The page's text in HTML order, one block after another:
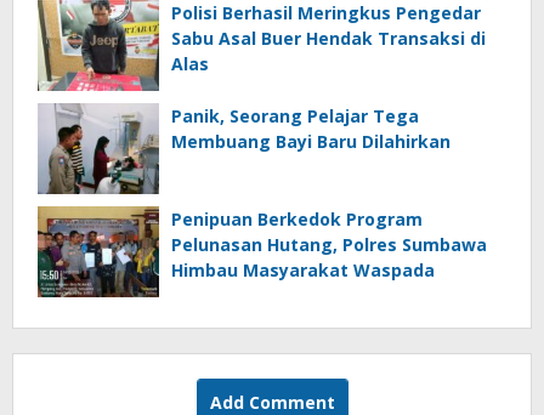
Polisi Berhasil Meringkus Pengedar
Sabu Asal Buer Hendak Transaksi di
Alas
Panik, Seorang Pelajar Tega
Membuang Bayi Baru Dilahirkan
Penipuan Berkedok Program
Pelunasan Hutang, Polres Sumbawa
Himbau Masyarakat Waspada
Add Comment